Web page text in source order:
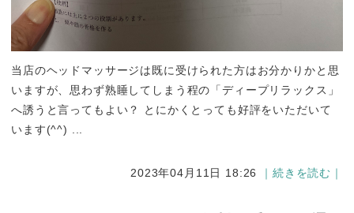
当店のヘッドマッサージは既に受けられた方はお分かりかと思
いますが、思わず熟睡してしまう程の「ディープリラックス」
へ誘うと言ってもよい？ とにかくとっても好評をいただいて
います(^^) ...
2023年04月11日 18:26 ｜続きを読む｜